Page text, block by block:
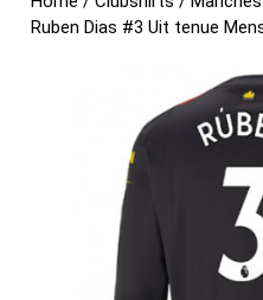
Ruben Dias #3 Uit tenue